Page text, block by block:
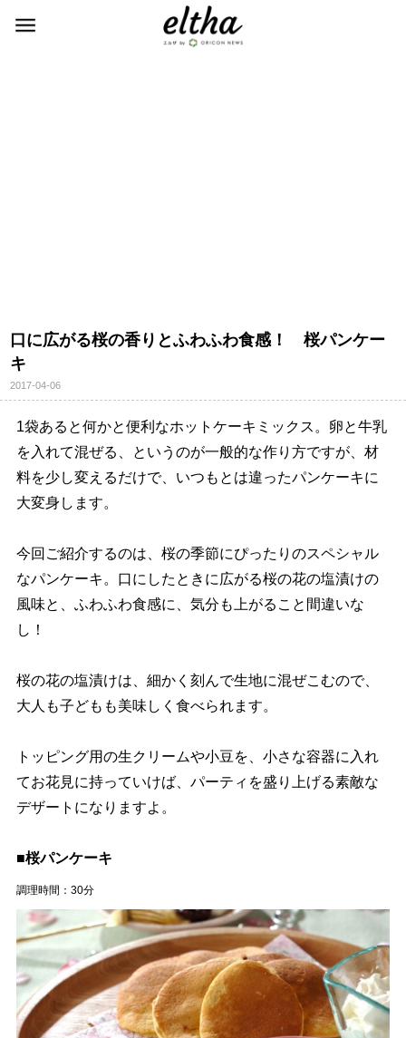
口に広がる桜の香りとふわふわ食感！ 桜パンケー
キ
2017-04-06
1袋あると何かと便利なホットケーキミックス。卵と牛乳
を入れて混ぜる、というのが一般的な作り方ですが、材
料を少し変えるだけで、いつもとは違ったパンケーキに
大変身します。
今回ご紹介するのは、桜の季節にぴったりのスペシャル
なパンケーキ。口にしたときに広がる桜の花の塩漬けの
風味と、ふわふわ食感に、気分も上がること間違いな
し！
桜の花の塩漬けは、細かく刻んで生地に混ぜこむので、
大人も子どもも美味しく食べられます。
トッピング用の生クリームや小豆を、小さな容器に入れ
てお花見に持っていけば、パーティを盛り上げる素敵な
デザートになりますよ。
■桜パンケーキ
調理時間：30分